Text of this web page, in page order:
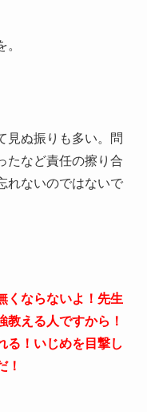
見ぬ振りも多い。問
たなど責任の擦り合
れないのではないで
くならないよ！先生
教える人ですから！
る！いじめを目撃し
！